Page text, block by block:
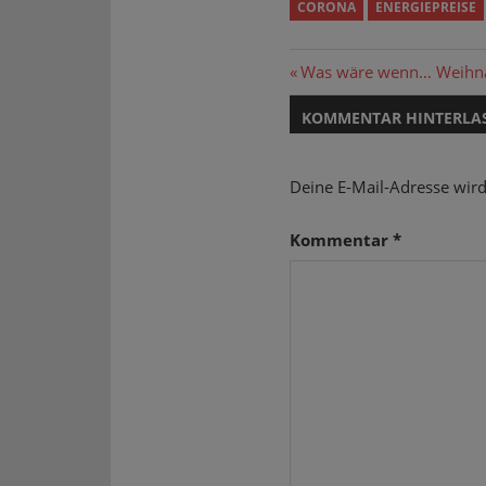
CORONA ENERGIEPREISE
Vorheriger
Beitrag:
Was wäre wenn…
KOMMENTAR
Deine E-Mail-Adresse
Kommentar *